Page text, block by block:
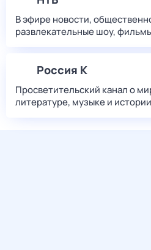
В эфире новости,
развлекательные шоу,
Россия К
Просветительский канал о
литературе, музыке и